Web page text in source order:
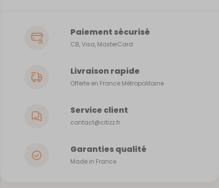
Paiement sécurisé
CB, Visa, MasterCard
Livraison rapide
Offerte en France Métropolitaine
Service client
contact@citizz.fr
Garanties qualité
Made in France